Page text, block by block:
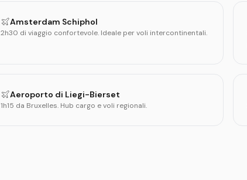
Amsterdam Schiphol
2h30 di viaggio confortevole. Ideale per voli intercontinentali.
Aeroporto di Liegi-Bierset
1h15 da Bruxelles. Hub cargo e voli regionali.